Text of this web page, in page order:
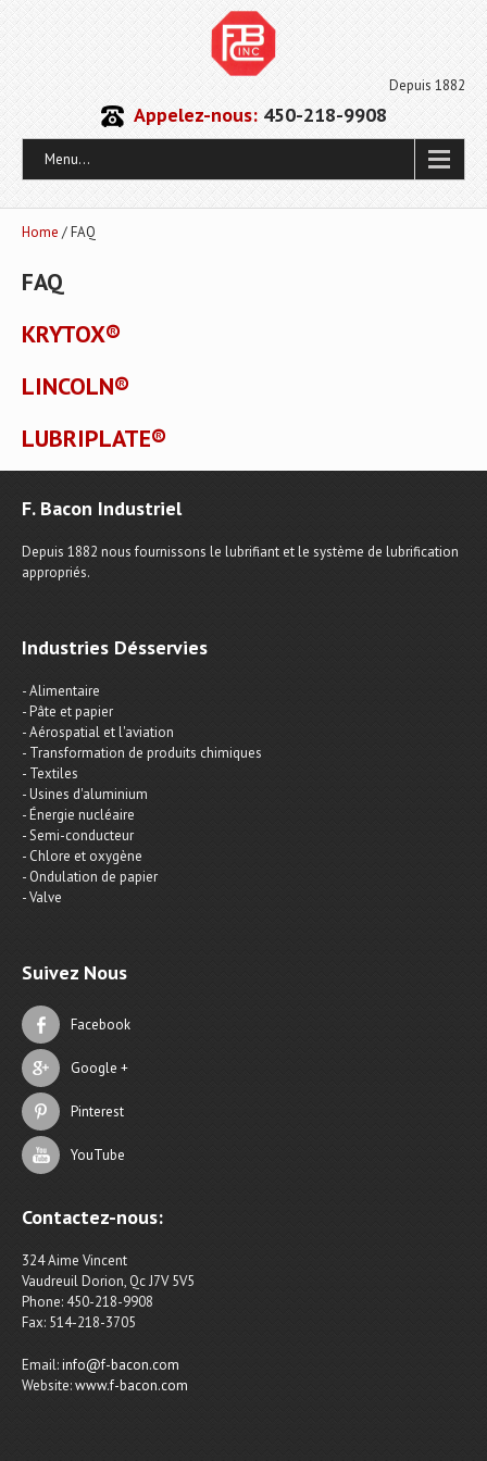
Depuis 1882
Appelez-nous:450-218-9908
Menu...
Home / FAQ
FAQ
KRYTOX®
LINCOLN®
LUBRIPLATE®
F. Bacon Industriel
Depuis 1882 nous fournissons le lubrifiant et le système de lubrification
appropriés.
Industries Désservies
- Alimentaire
- Pâte et papier
- Aérospatial et l'aviation
- Transformation de produits chimiques
- Textiles
- Usines d'aluminium
- Énergie nucléaire
- Semi-conducteur
- Chlore et oxygène
- Ondulation de papier
- Valve
Suivez Nous
Facebook
Google +
Pinterest
YouTube
Contactez-nous:
324 Aime Vincent
Vaudreuil Dorion, Qc J7V 5V5
Phone: 450-218-9908
Fax: 514-218-3705
Email:info@f-bacon.com
Website:www.f-bacon.com